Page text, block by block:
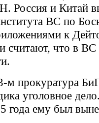
Россия и Китай
ВС по
к
считают, что в
прокуратура
уголовное
года ему был